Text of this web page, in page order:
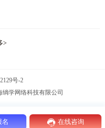
>
号-2
绱学网络科技有限公司
名 在线咨询